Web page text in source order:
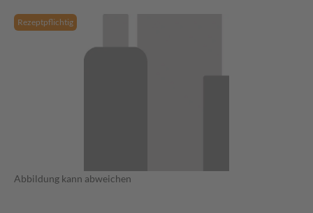
Rezeptpflichtig
Abbildung kann abweichen